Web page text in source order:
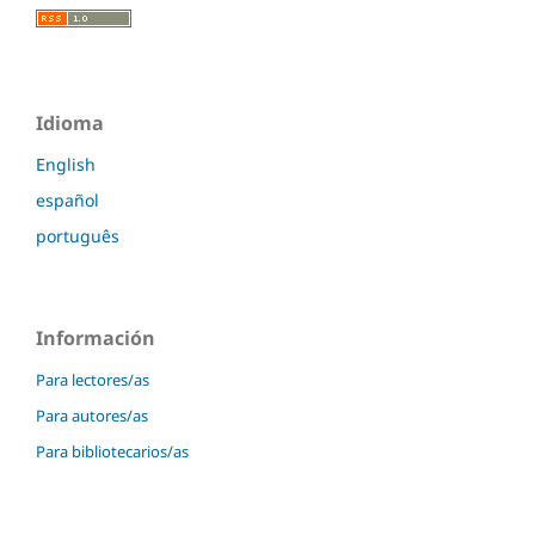
Idioma
English
español
português
Información
Para lectores/as
Para autores/as
Para bibliotecarios/as